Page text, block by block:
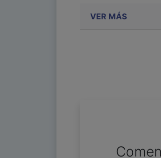
VER MÁS